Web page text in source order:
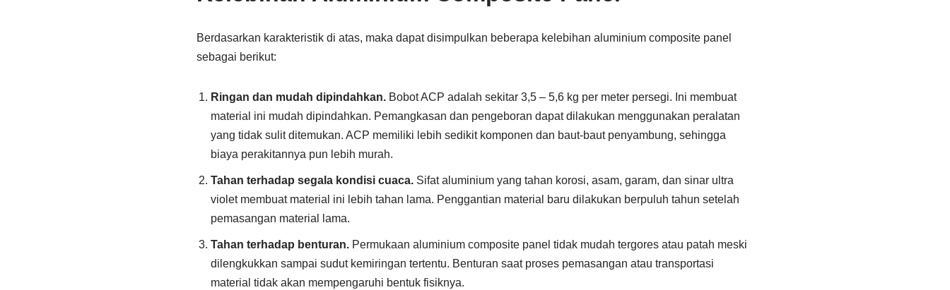
Berdasarkan karakteristik di atas, maka dapat disimpulkan beberapa kelebihan aluminium composite panel
sebagai berikut:
Ringan dan mudah dipindahkan.Bobot ACP adalah sekitar 3,5 – 5,6 kg per meter persegi. Ini membuat
material ini mudah dipindahkan. Pemangkasan dan pengeboran dapat dilakukan menggunakan peralatan
yang tidak sulit ditemukan. ACP memiliki lebih sedikit komponen dan baut-baut penyambung, sehingga
biaya perakitannya pun lebih murah.
Tahan terhadap segala kondisi cuaca.Sifat aluminium yang tahan korosi, asam, garam, dan sinar ultra
violet membuat material ini lebih tahan lama. Penggantian material baru dilakukan berpuluh tahun setelah
pemasangan material lama.
Tahan terhadap benturan.Permukaan aluminium composite panel tidak mudah tergores atau patah meski
dilengkukkan sampai sudut kemiringan tertentu. Benturan saat proses pemasangan atau transportasi
material tidak akan mempengaruhi bentuk fisiknya.